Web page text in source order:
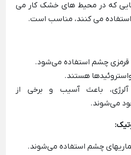
که در محیط های خشک کار می
استفاده می کنند، مناسب است.
قرمزی چشم استفاده می‌شود.
هستند.
آلرژی، باعث آسیب و برخی از
می‌شوند.
چشم استفاده می‌شوند.